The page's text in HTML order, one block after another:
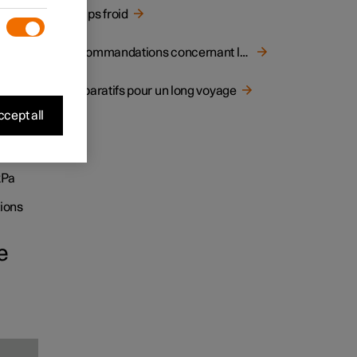
40 et
de la
Temps froid
Recommandations concernant la marche dans l'eau
Préparatifs pour un long voyage
all